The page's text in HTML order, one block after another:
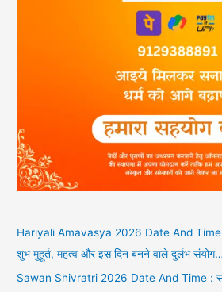
Hariyali Amavasya 2026 Date And Time :
शुभ मुहूर्त, महत्व और इस दिन बनने वाले दुर्लभ
Sawan Shivratri 2026 Date And Time :